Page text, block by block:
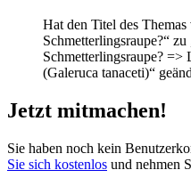
Hat den Titel des
Schmetterlingsraupe?“
Schmetterlingsraupe?
(Galeruca tanaceti)“
Jetzt mitmachen!
Sie haben noch kein
Sie sich kostenlos und nehmen